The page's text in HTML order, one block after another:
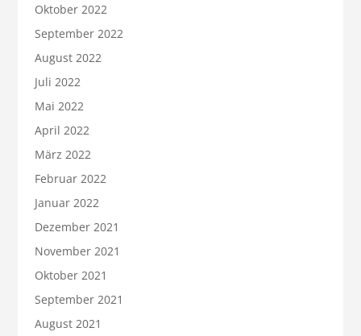
Oktober 2022
September 2022
August 2022
Juli 2022
Mai 2022
April 2022
März 2022
Februar 2022
Januar 2022
Dezember 2021
November 2021
Oktober 2021
September 2021
August 2021